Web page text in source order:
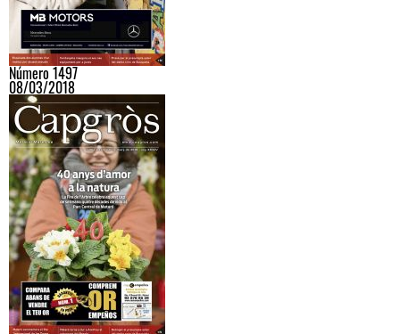
Número 1497
08/03/2018